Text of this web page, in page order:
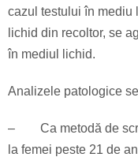
cazul testului în mediu
lichid din recoltor, se
în mediul lichid.
Analizele patologice
–
Ca metodă de
la femei peste 21 de